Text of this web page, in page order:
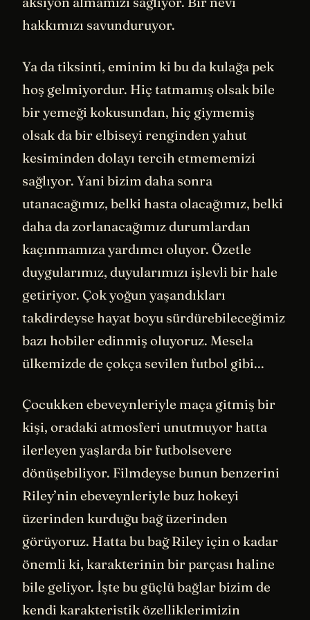
hakkımızı savunduruyor.
Ya da tiksinti, eminim ki bu da kulağa pek
hoş gelmiyordur. Hiç tatmamış olsak bile
bir yemeği kokusundan, hiç giymemiş
olsak da bir elbiseyi renginden yahut
kesiminden dolayı tercih etmememizi
sağlıyor. Yani bizim daha sonra
utanacağımız, belki hasta olacağımız, belki
daha da zorlanacağımız durumlardan
kaçınmamıza yardımcı oluyor. Özetle
duygularımız, duyularımızı işlevli bir hale
getiriyor. Çok yoğun yaşandıkları
takdirdeyse hayat boyu sürdürebileceğimiz
bazı hobiler edinmiş oluyoruz. Mesela
ülkemizde de çokça sevilen futbol gibi...
Çocukken ebeveynleriyle maça gitmiş bir
kişi, oradaki atmosferi unutmuyor hatta
ilerleyen yaşlarda bir futbolsevere
dönüşebiliyor. Filmdeyse bunun benzerini
Riley’nin ebeveynleriyle buz hokeyi
üzerinden kurduğu bağ üzerinden
görüyoruz. Hatta bu bağ Riley için o kadar
önemli ki, karakterinin bir parçası haline
bile geliyor. İşte bu güçlü bağlar bizim de
kendi karakteristik özelliklerimizin